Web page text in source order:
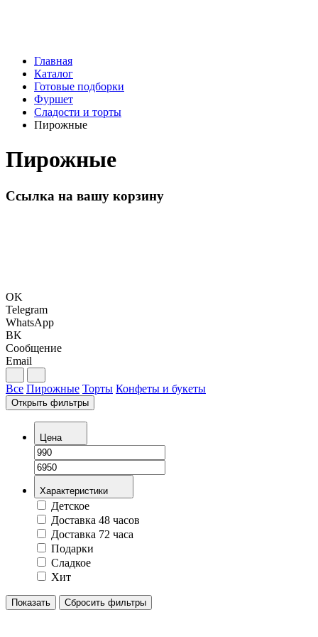
Главная
Каталог
Готовые подборки
Фуршет
Сладости и торты
Пирожные
Пирожные
Ссылка на вашу корзину
OK
Telegram
WhatsApp
BK
Сообщение
Email
Все Пирожные Торты Конфеты и букеты
Открыть фильтры
Цена
Характеристики
Детское
Доставка 48 часов
Доставка 72 часа
Подарки
Сладкое
Хит